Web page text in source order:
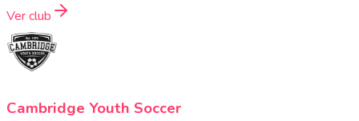
Ver club
Cambridge Youth Soccer